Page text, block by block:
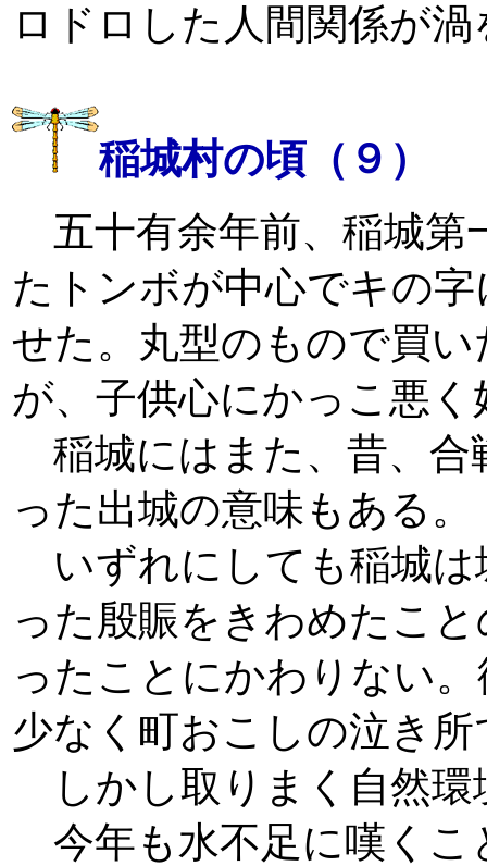
ロドロした人間関係が
稲城村の頃（９）
五十有余年前、稲城第
たトンボが中心でキの
せた。丸型のもので買
が、子供心にかっこ悪
稲城にはまた、昔、合
った出城の意味もある。
いずれにしても稲城は
った殷賑をきわめたこ
ったことにかわりない
少なく町おこしの泣き
しかし取りまく自然環
今年も水不足に嘆くこ